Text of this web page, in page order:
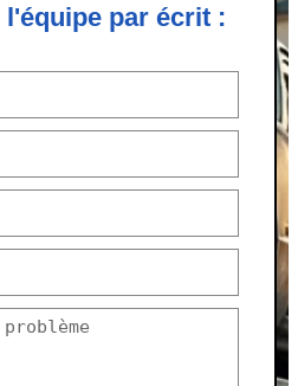
l'équipe par écrit :